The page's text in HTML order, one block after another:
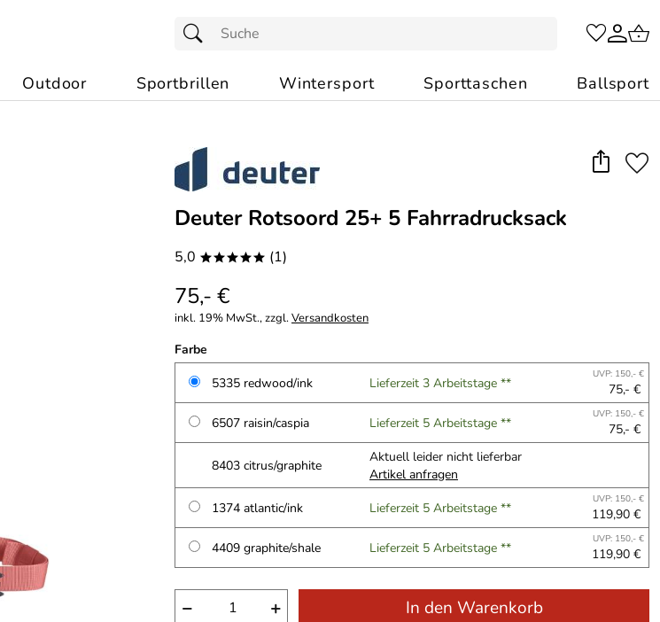
Outdoor Sportbrillen Wintersport Sporttaschen Ballsport
Deuter Rotsoord 25+ 5 Fahrradrucksack
5,0 ***** (1)
75,- €
inkl. 19% MwSt., zzgl.Versandkosten
Farbe
5335 redwood/ink
Lieferzeit 3 Arbeitstage ** UVP: 150,- €
75,- €
6507 raisin/caspia
Lieferzeit 5 Arbeitstage ** UVP: 150,- €
75,- €
8403 citrus/graphite
Aktuell leider nicht lieferbar
Artikel anfragen
1374 atlantic/ink
Lieferzeit 5 Arbeitstage ** UVP: 150,- €
119,90 €
4409 graphite/shale
Lieferzeit 5 Arbeitstage ** UVP: 150,- €
119,90 €
− + In den Warenkorb